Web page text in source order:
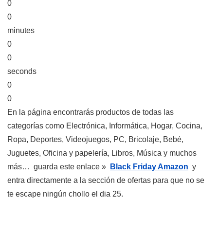
0
0
minutes
0
0
seconds
0
0
En la página encontrarás productos de todas las
categorías como Electrónica, Informática, Hogar, Cocina,
Ropa, Deportes, Videojuegos, PC, Bricolaje, Bebé,
Juguetes, Oficina y papelería, Libros, Música y muchos
más… guarda este enlace »
Black Friday Amazon y
entra directamente a la sección de ofertas para que no se
te escape ningún chollo el dia 25.